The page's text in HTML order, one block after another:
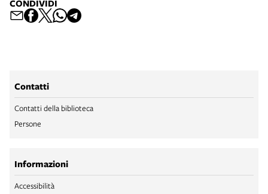
CONDIVIDI
Contatti
Contatti della biblioteca
Persone
Informazioni
Accessibilità